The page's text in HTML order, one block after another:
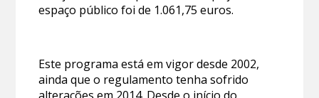
espaço público foi de 1.061,75 euros.
Este programa está em vigor desde 2002,
ainda que o regulamento tenha sofrido